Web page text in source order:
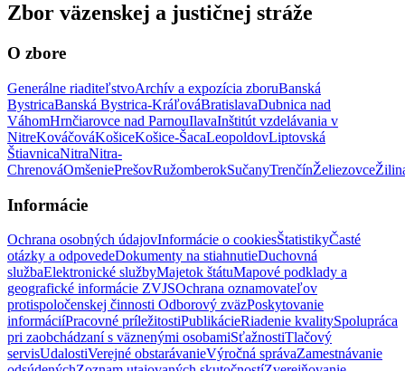
Zbor väzenskej a justičnej stráže
O zbore
Generálne riaditeľstvoArchív a expozícia zboruBanská
BystricaBanská Bystrica-KráľováBratislavaDubnica nad
VáhomHrnčiarovce nad ParnouIlavaInštitút vzdelávania v
NitreKováčováKošiceKošice-ŠacaLeopoldovLiptovská
ŠtiavnicaNitraNitra-
ChrenováOmšeniePrešovRužomberokSučanyTrenčínŽeliezovce
Informácie
Ochrana osobných údajovInformácie o cookiesŠtatistikyČasté
otázky a odpovedeDokumenty na stiahnutieDuchovná
službaElektronické službyMajetok štátuMapové podklady a
geografické informácie ZVJSOchrana oznamovateľov
protispoločenskej činnosti Odborový zväzPoskytovanie
informáciíPracovné príležitostiPublikácieRiadenie kvalitySpolupráca
pri zaobchádzaní s väznenými osobamiSťažnostiTlačový
servisUdalostiVerejné obstarávanieVýročná správaZamestnávanie